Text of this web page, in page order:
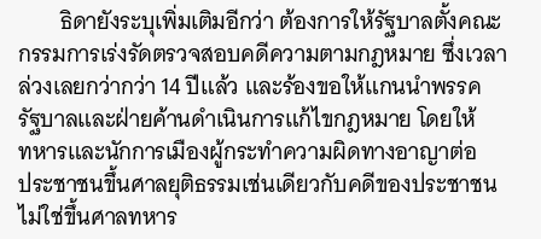
ธิดายังระบุเพิ่มเติมอีกว่า ต้องการให้รัฐบาลตั้งคณะ
กรรมการเร่งรัดตรวจสอบคดีความตามกฎหมาย ซึ่งเวลา
ล่วงเลยกว่ากว่า 14 ปีแล้ว และร้องขอให้แกนนำพรรค
รัฐบาลและฝ่ายค้านดำเนินการแก้ไขกฎหมาย โดยให้
ทหารและนักการเมืองผู้กระทำความผิดทางอาญาต่อ
ประชาชนขึ้นศาลยุติธรรมเช่นเดียวกับคดีของประชาชน
ไม่ใช่ขึ้นศาลทหาร